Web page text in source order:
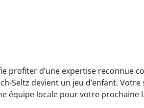
profiter d’une expertise reconnue
Seltz devient un jeu d’enfant.
équipe locale pour votre prochaine